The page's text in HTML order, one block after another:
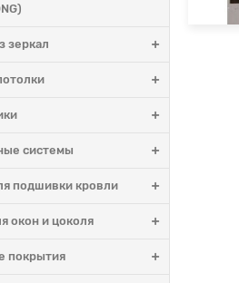
зеркал
системы
подшивки кровли
окон и цоколя
покрытия